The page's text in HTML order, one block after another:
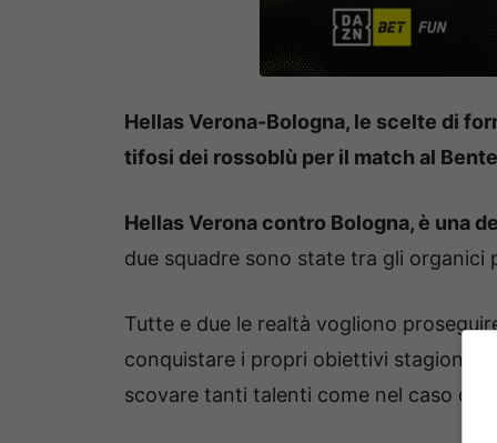
Hellas Verona-Bologna, le scelte di
tifosi dei rossoblù per il match al
Hellas Verona contro Bologna, è una
due squadre sono state tra gli
Tutte e due le realtà vogliono
conquistare i propri obiettivi stagionali.
scovare tanti talenti come nel caso di